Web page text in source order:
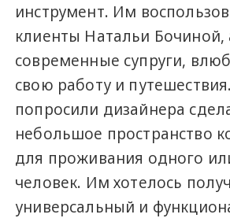
инструмент. Им
клиенты Натальи Бочиной,
современные супруги,
свою работу и
попросили дизайнера
небольшое пространство
для проживания одного
человек. Им хотелось
универсальный и